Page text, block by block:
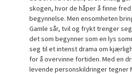
skogen, hvor de håper å finne
begynnelse. Men ensomheten
Gamle sår, tvil og frykt trenger
det som begynner som en lys
seg til et intenst drama om
for å overvinne fortiden. Med en
levende personskildringer tegner